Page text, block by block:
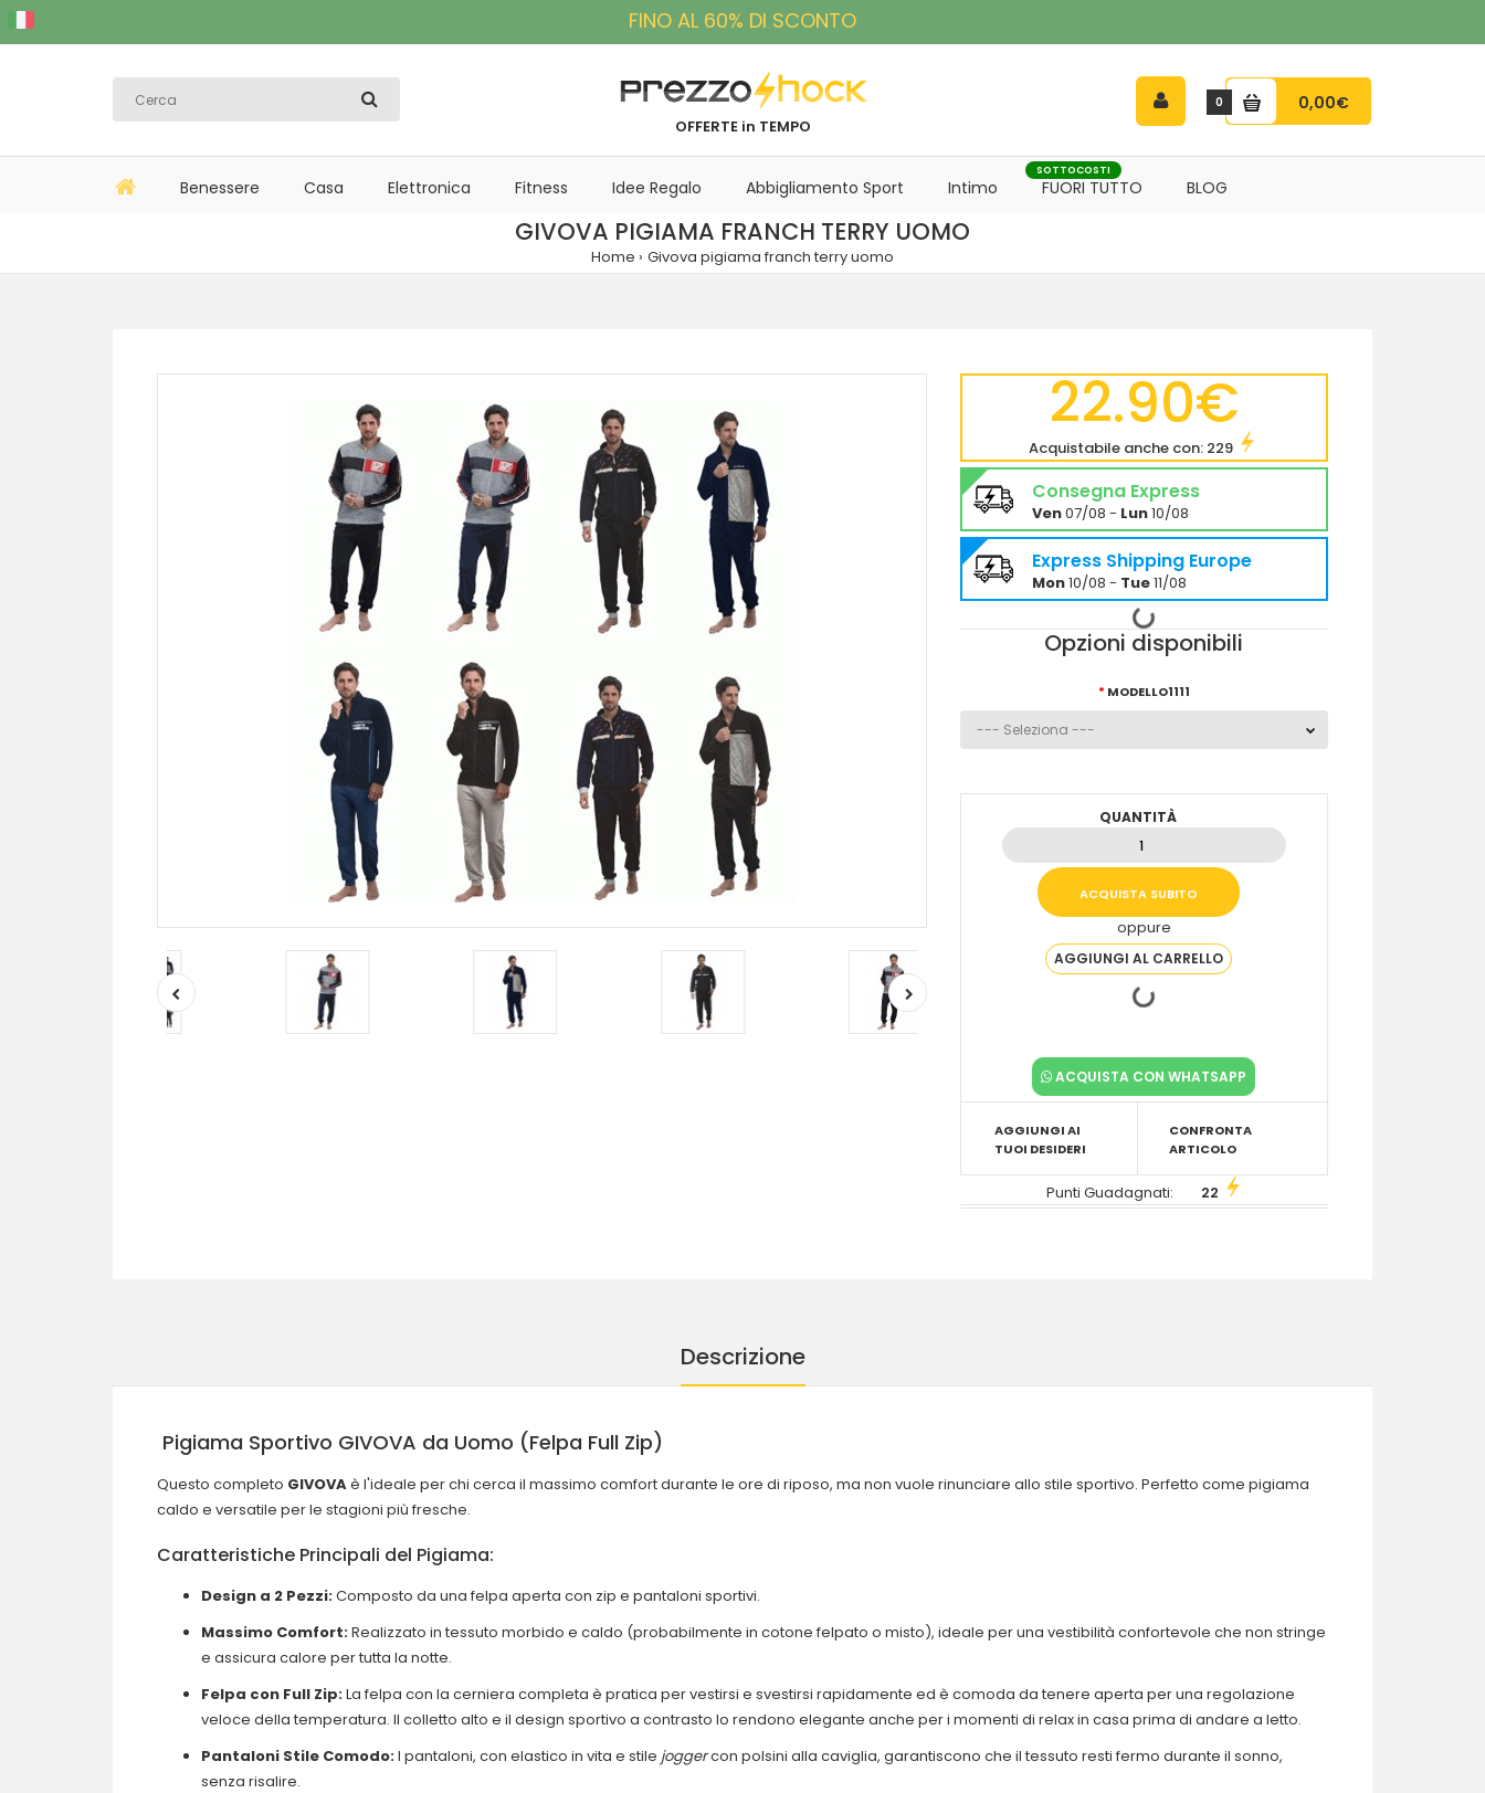
FINO AL 60% DI SCONTO
OFFERTE in TEMPO
0 0,00€
Benessere Casa Elettronica Fitness Idee Regalo Abbigliamento Sport Intimo FUORI TUTTO
SOTTOCOSTI
BLOG
GIVOVA PIGIAMA FRANCH TERRY UOMO
Home Givova pigiama franch terry uomo
22.90€
Acquistabile anche con: 229
Consegna Express
Ven07/08 - Lun10/08
Express Shipping Europe
Mon10/08 - Tue11/08
Opzioni disponibili
MODELLO1111
QUANTITÀ
oppure
ACQUISTA CON WHATSAPP
AGGIUNGI AI
TUOI DESIDERI
CONFRONTA
ARTICOLO
Punti Guadagnati: 22
Descrizione
Pigiama Sportivo GIVOVA da Uomo (Felpa Full Zip)
Questo completo GIVOVAè l'ideale per chi cerca il massimo comfort durante le ore di riposo, ma non vuole rinunciare allo stile sportivo. Perfetto come pigiama
caldo e versatile per le stagioni più fresche.
Caratteristiche Principali del Pigiama:
Design a 2 Pezzi:Composto da una felpa aperta con zip e pantaloni sportivi.
Massimo Comfort:Realizzato in tessuto morbido e caldo (probabilmente in cotone felpato o misto), ideale per una vestibilità confortevole che non stringe
e assicura calore per tutta la notte.
Felpa con Full Zip:La felpa con la cerniera completa è pratica per vestirsi e svestirsi rapidamente ed è comoda da tenere aperta per una regolazione
veloce della temperatura. Il colletto alto e il design sportivo a contrasto lo rendono elegante anche per i momenti di relax in casa prima di andare a letto.
Pantaloni Stile Comodo:I pantaloni, con elastico in vita e stile joggercon polsini alla caviglia, garantiscono che il tessuto resti fermo durante il sonno,
senza risalire.